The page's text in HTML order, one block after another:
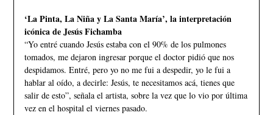
‘La Pinta, La Niña y La Santa María’, la interpretación
icónica de Jesús Fichamba
“Yo entré cuando Jesús estaba con el 90% de los pulmones
tomados, me dejaron ingresar porque el doctor pidió que nos
despidamos. Entré, pero yo no me fui a despedir, yo le fui a
hablar al oído, a decirle: Jesús, te necesitamos acá, tienes que
salir de esto”, señala el artista, sobre la vez que lo vio por última
vez en el hospital el viernes pasado.